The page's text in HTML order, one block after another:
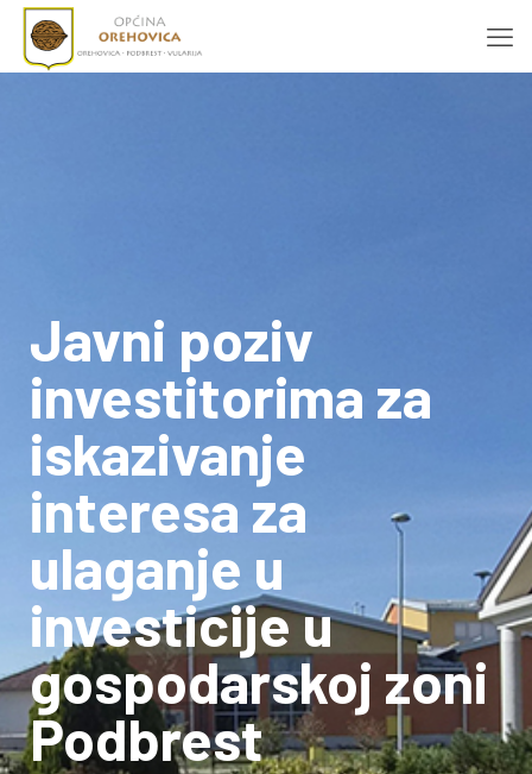
Javni poziv
investitorima za
iskazivanje
interesa za
ulaganje u
investicije u
gospodarskoj zoni
Podbrest